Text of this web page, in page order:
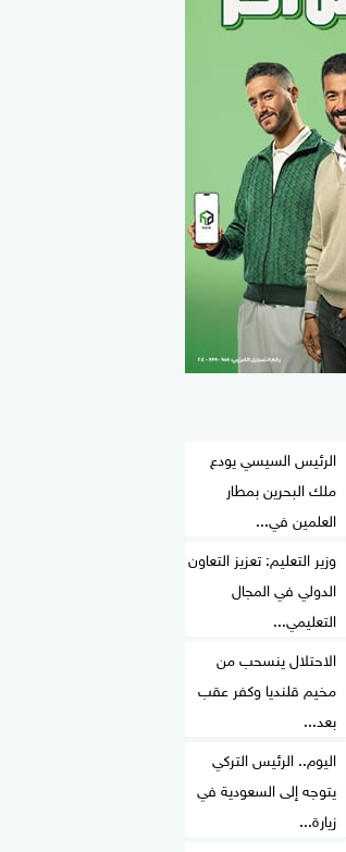
الرئيس السيسي يودع
ملك البحرين بمطار
العلمين في...
وزير التعليم: تعزيز التعاون
الدولي في المجال
التعليمي...
الاحتلال ينسحب من
مخيم قلنديا وكفر عقب
بعد...
اليوم.. الرئيس التركي
يتوجه إلى السعودية في
زيارة...